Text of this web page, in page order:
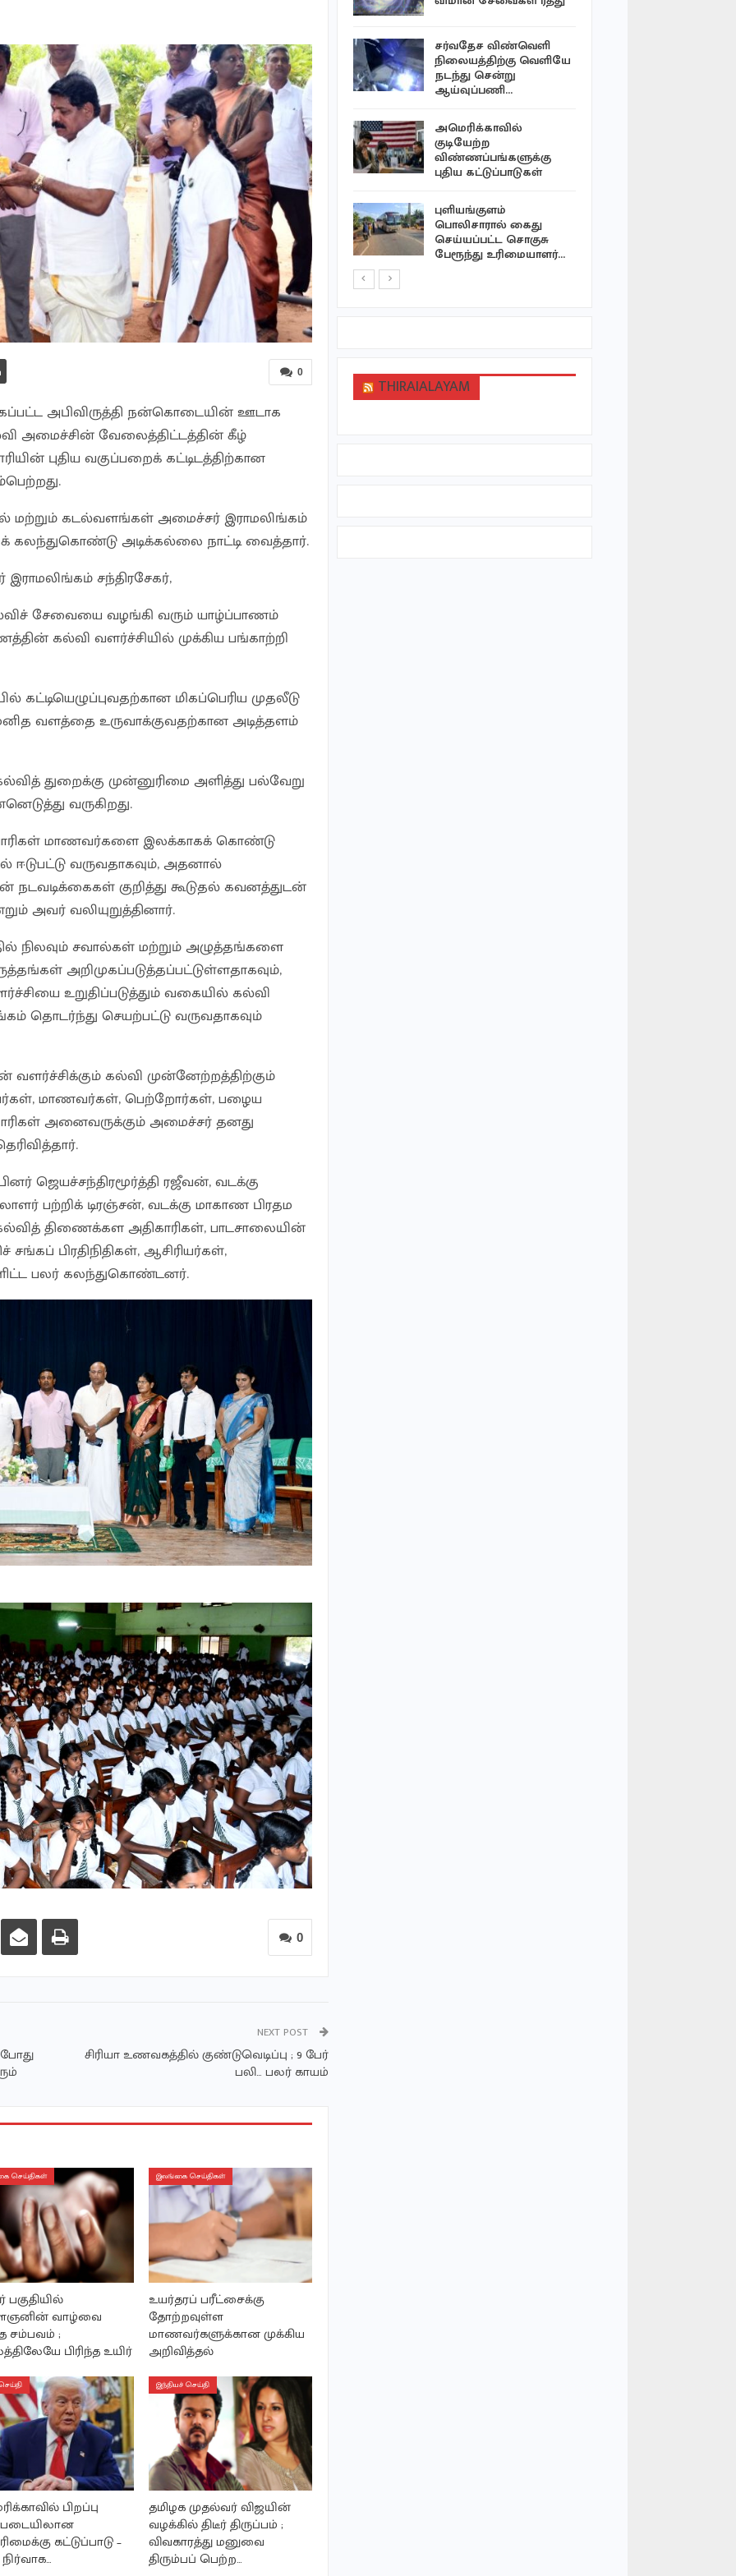
0
அபிவிருத்தி நன்கொடையின் ஊடாக
அமைச்சின் வேலைத்திட்டத்தின் கீழ்
புதிய வகுப்பறைக் கட்டிடத்திற்கான
மற்றும் கடல்வளங்கள் அமைச்சர் இராமலிங்கம்
கலந்துகொண்டு அடிக்கல்லை நாட்டி வைத்தார்.
சந்திரசேகர்,
சேவையை வழங்கி வரும் யாழ்ப்பாணம்
கல்வி வளர்ச்சியில் முக்கிய பங்காற்றி
கட்டியெழுப்புவதற்கான மிகப்பெரிய முதலீடு
வளத்தை உருவாக்குவதற்கான அடித்தளம்
துறைக்கு முன்னுரிமை அளித்து பல்வேறு
வருகிறது.
மாணவர்களை இலக்காகக் கொண்டு
ஈடுபட்டு வருவதாகவும், அதனால்
குறித்து கூடுதல் கவனத்துடன்
அவர் வலியுறுத்தினார்.
நிலவும் சவால்கள் மற்றும் அழுத்தங்களை
அறிமுகப்படுத்தப்பட்டுள்ளதாகவும்,
உறுதிப்படுத்தும் வகையில் கல்வி
தொடர்ந்து செயற்பட்டு வருவதாகவும்
வளர்ச்சிக்கும் கல்வி முன்னேற்றத்திற்கும்
மாணவர்கள், பெற்றோர்கள், பழைய
அனைவருக்கும் அமைச்சர் தனது
ஜெயச்சந்திரமூர்த்தி ரஜீவன், வடக்கு
பற்றிக் டிரஞ்சன், வடக்கு மாகாண பிரதம
திணைக்கள அதிகாரிகள், பாடசாலையின்
பிரதிநிதிகள், ஆசிரியர்கள்,
பலர் கலந்துகொண்டனர்.
0
NEXT POST
சிரியா உணவகத்தில் குண்டுவெடிப்பு ; 9 பேர்
பலி… பலர் காயம்
செய்திகள்
பகுதியில்
வாழ்வை
சம்பவம் ;
பிரிந்த உயிர்
இலங்கை செய்திகள்
உயர்தரப் பரீட்சைக்கு
தோற்றவுள்ள
மாணவர்களுக்கான முக்கிய
அறிவித்தல்
பிறப்பு
கட்டுப்பாடு –
நிர்வாக…
இந்தியச் செய்தி
தமிழக முதல்வர் விஜயின்
வழக்கில் திடீர் திருப்பம் ;
விவகாரத்து மனுவை
திரும்பப் பெற்ற…
இந்தோனேசியாவில்
காட்டுத் தீ கோரம் ; 148
ஏக்கர் வனப்பகுதி எரிந்து…
சீரற்ற வானிலை ; நான்கு
மாவட்டங்களுக்கு
மண்சரிவு எச்சரிக்கை
நேரலையில் சமூக
ஊடகப் பிரபலம்
துப்பாக்கிச் சூட்டில்
உயிரிழப்பு;…
சர்வதேச விண்வெளி
நிலையத்திற்கு வெளியே
நடந்து சென்று
ஆய்வுப்பணி…
அமெரிக்காவில்
குடியேற்ற
விண்ணப்பங்களுக்கு
புதிய கட்டுப்பாடுகள்
புளியங்குளம்
பொலிசாரால் கைது
செய்யப்பட்ட சொகுசு
பேரூந்து உரிமையாளர்…
THIRAIALAYAM